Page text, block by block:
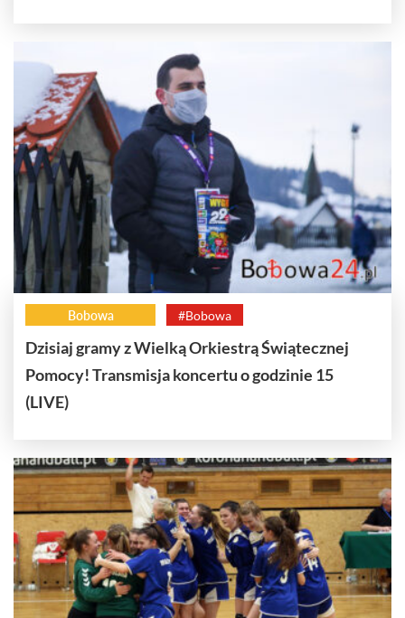
Bobowa #Bobowa
Dzisiaj gramy z Wielką Orkiestrą Świątecznej
Pomocy! Transmisja koncertu o godzinie 15
(LIVE)